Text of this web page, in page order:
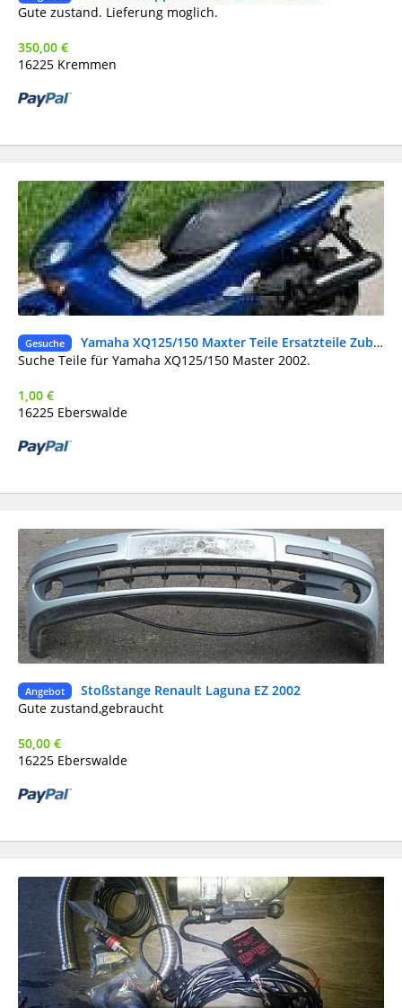
Gute zustand. Lieferung moglich.
350,00 €
16225 Kremmen
Gesuche
Yamaha XQ125/150 Maxter Teile Ersatzteile Zubehör
Suche Teile für Yamaha XQ125/150 Master 2002.
1,00 €
16225 Eberswalde
Angebot
Stoßstange Renault Laguna EZ 2002
Gute zustand,gebraucht
50,00 €
16225 Eberswalde